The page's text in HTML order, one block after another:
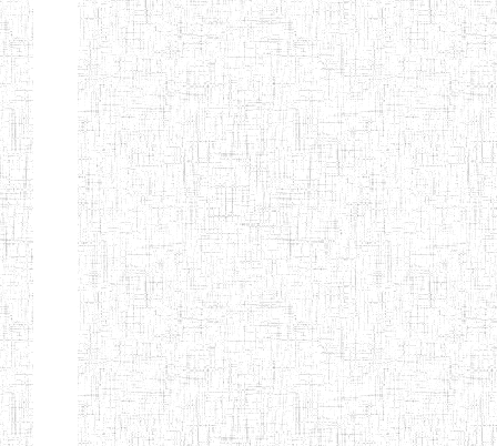
Denomination Création Type Nature
GTTC
BANGEM
08/12/1997 ENIEG Public
GTTC
FONTEM
25/09/2000 ENIEG Public
GTTC
MAMFE
03/11/1983 ENIEG Public
GBTTC
KUMBA
25/08/1978 ENIEG Public
GTTTC
13/08/2013 ENIET Public